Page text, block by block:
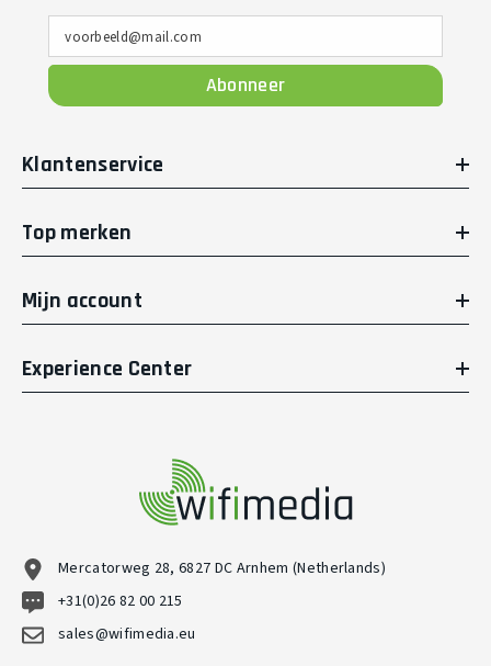
voorbeeld@mail.com
Abonneer
Klantenservice
Top merken
Mijn account
Experience Center
Mercatorweg 28, 6827 DC Arnhem (Netherlands)
+31(0)26 82 00 215
sales@wifimedia.eu